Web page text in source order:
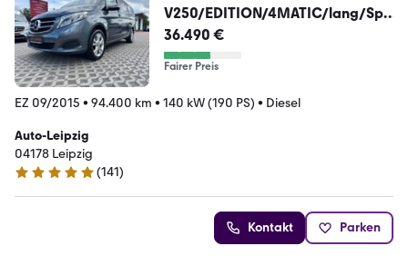
V250/EDITION/4MATIC/lang/Spo
rtpaket/LED/Navi/AHK
36.490 €
Fairer Preis
EZ 09/2015 • 94.400 km • 140 kW (190 PS) • Diesel
Auto-Leipzig
04178 Leipzig
4.8 Sterne
(141)
Kontakt Parken